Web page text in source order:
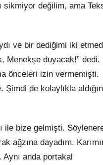
sikmiyor değilim, ama
ve bir dediğimi iki
Menekşe duyacak!” dedi.
önceleri izin vermemişti.
de kolaylıkla
ile bize gelmişti.
ağzına dayadım.
anda portakal